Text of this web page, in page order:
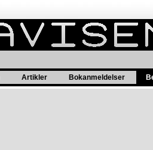
Artikler Bokanmeldelser